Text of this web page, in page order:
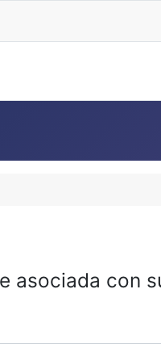
con